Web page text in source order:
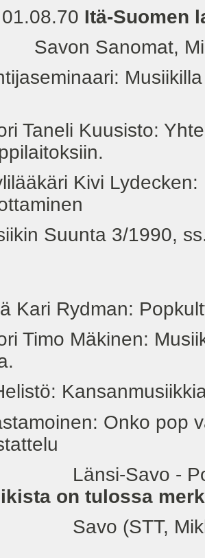
Itä-Suomen
Sanomat,
Taneli Kuusisto:
Kivi
Suunta 3/1990,
Kari Rydman:
Timo Mäkinen:
Onko pop
Savo -
on tulossa
(STT,